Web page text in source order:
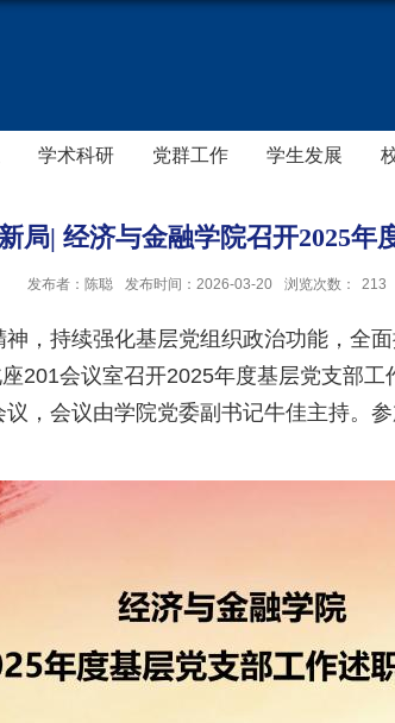
学术科研 党群工作 学生发展
局‌| 经济与金融学院召开2025年
发布者：陈聪 发布时间：2026-03-20 浏览次数： 213
，持续强化基层党组织政治功能，全
201会议室召开2025年度基层党支部
，会议由学院党委副书记牛佳主持。